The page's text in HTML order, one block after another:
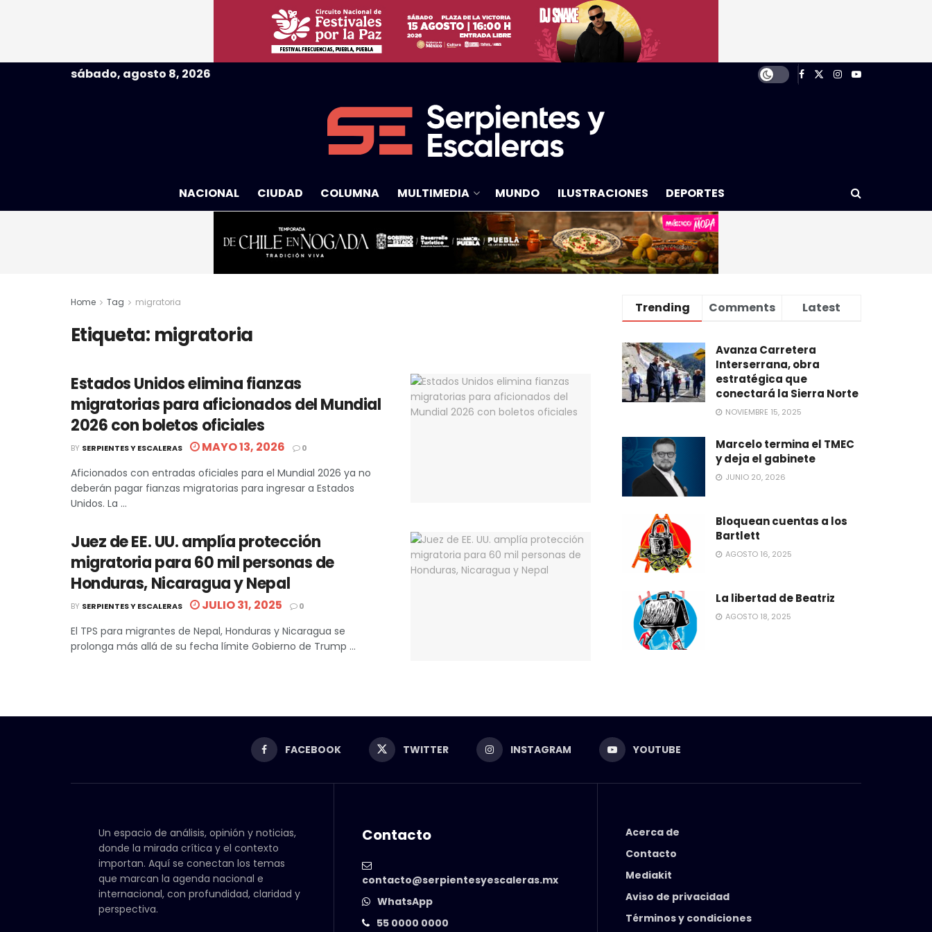
sábado, agosto 8, 2026
NACIONAL CIUDAD COLUMNA MULTIMEDIA MUNDO ILUSTRACIONES DEPORTES
Home Tag migratoria
Etiqueta: migratoria
Estados Unidos elimina fianzas
migratorias para aficionados del Mundial
2026 con boletos oficiales
BY SERPIENTES Y ESCALERAS MAYO 13, 2026 0
Aficionados con entradas oficiales para el Mundial 2026 ya no
deberán pagar fianzas migratorias para ingresar a Estados
Unidos. La ...
Juez de EE. UU. amplía protección
migratoria para 60 mil personas de
Honduras, Nicaragua y Nepal
BY SERPIENTES Y ESCALERAS JULIO 31, 2025 0
El TPS para migrantes de Nepal, Honduras y Nicaragua se
prolonga más allá de su fecha límite Gobierno de Trump ...
Trending Comments Latest
Avanza Carretera
Interserrana, obra
estratégica que
conectará la Sierra Norte
NOVIEMBRE 15, 2025
Marcelo termina el TMEC
y deja el gabinete
JUNIO 20, 2026
Bloquean cuentas a los
Bartlett
AGOSTO 16, 2025
La libertad de Beatriz
AGOSTO 18, 2025
FACEBOOK TWITTER INSTAGRAM YOUTUBE
Un espacio de análisis, opinión y noticias,
donde la mirada crítica y el contexto
importan. Aquí se conectan los temas
que marcan la agenda nacional e
internacional, con profundidad, claridad y
perspectiva.
Contacto
contacto@serpientesyescaleras.mx
WhatsApp
55 0000 0000
Acerca de
Contacto
Mediakit
Aviso de privacidad
Términos y condiciones